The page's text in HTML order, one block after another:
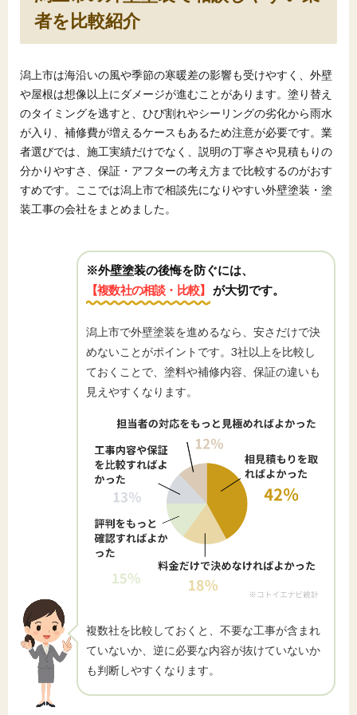
者を比較紹介
潟上市は海沿いの風や季節の寒暖差の影響も受けやすく、外壁
や屋根は想像以上にダメージが進むことがあります。塗り替え
のタイミングを逃すと、ひび割れやシーリングの劣化から雨水
が入り、補修費が増えるケースもあるため注意が必要です。業
者選びでは、施工実績だけでなく、説明の丁寧さや見積もりの
分かりやすさ、保証・アフターの考え方まで比較するのがおす
すめです。ここでは潟上市で相談先になりやすい外壁塗装・塗
装工事の会社をまとめました。
※外壁塗装の後悔を防ぐには、
【複数社の相談・比較】
が大切です。
潟上市で外壁塗装を進めるなら、安さだけで決
めないことがポイントです。3社以上を比較し
ておくことで、塗料や補修内容、保証の違いも
見えやすくなります。
複数社を比較しておくと、不要な工事が含まれ
ていないか、逆に必要な内容が抜けていないか
も判断しやすくなります。